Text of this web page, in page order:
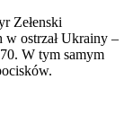
Zełenski
w ostrzał Ukrainy –
W tym samym